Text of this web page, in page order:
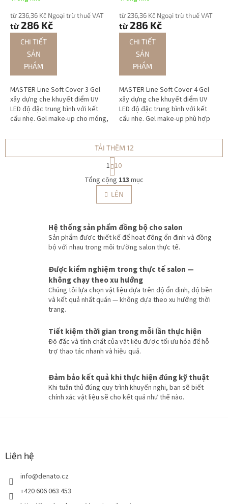
từ 236,36 Kč Ngoại trừ thuế VAT
từ286 Kč
CHI TIẾT
SẢN
PHẨM
MASTER Line Soft Cover 3 Gel
xây dựng che khuyết điểm UV
LED độ đặc trung bình với kết
cấu nhẹ. Gel make-up cho móng,
với màu sắc tự nhiên.
từ 236,36 Kč Ngoại trừ thuế VAT
từ286 Kč
CHI TIẾT
SẢN
PHẨM
MASTER Line Soft Cover 4 Gel
xây dựng che khuyết điểm UV
LED độ đặc trung bình với kết
cấu nhẹ. Gel make-up phù hợp
móng dài cực đại. Rất bền và
dễ...
D
a
n
h
á
c
h
c
c
t
ù
y
ỉ
n
h
TẢI THÊM 12
P
h
â
n
t
r
g
1 10
Tổng cộng 113 mục
LÊN
Hệ thống sản phẩm đồng bộ cho salon
Sản phẩm được thiết kế để hoạt động ổn định và đồng
bộ với nhau trong môi trường salon thực tế.
Được kiểm nghiệm trong thực tế salon —
không chạy theo xu hướng
Chúng tôi lựa chọn vật liệu dựa trên độ ổn định, độ bền
và kết quả nhất quán — không dựa theo xu hướng thời
trang.
Tiết kiệm thời gian trong mỗi lần thực hiện
Độ đặc và tính chất của vật liệu được tối ưu hóa để hỗ
trợ thao tác nhanh và hiệu quả.
Đảm bảo kết quả khi thực hiện đúng kỹ thuật
Khi tuân thủ đúng quy trình khuyến nghị, bạn sẽ biết
chính xác vật liệu sẽ cho kết quả như thế nào.
Liên hệ
info@denato.cz
+420 606 063 453